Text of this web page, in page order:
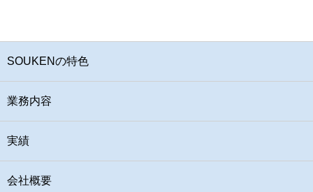
SOUKENの特色
業務内容
実績
会社概要